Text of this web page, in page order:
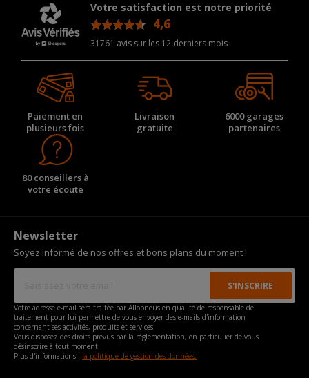
Votre satisfaction est notre priorité
4,6
31761 avis sur les 12 derniers mois
Paiement en
plusieurs fois
Livraison
gratuite
6000 garages
partenaires
80 conseillers à
votre écoute
Newsletter
Soyez informé de nos offres et bons plans du moment !
Votre adresse e-mail sera traitée par Allopneus en qualité de responsable de
traitement pour lui permettre de vous envoyer des e-mails d'information
concernant ses activités, produits et services.
Vous disposez des droits prévus par la règlementation, en particulier de vous
désinscrire à tout moment.
Plus d'informations : la politique de gestion des données.